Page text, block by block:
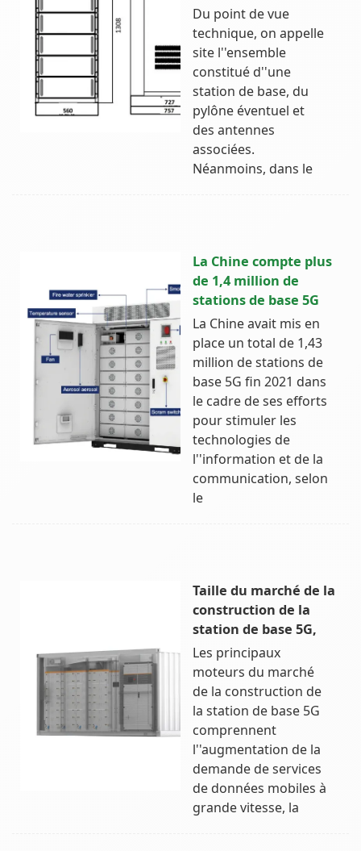
Du point de vue
technique, on appelle
site l''ensemble
constitué d''une
station de base, du
pylône éventuel et
des antennes
associées.
Néanmoins, dans le
La Chine compte plus
de 1,4 million de
stations de base 5G
La Chine avait mis en
place un total de 1,43
million de stations de
base 5G fin 2021 dans
le cadre de ses efforts
pour stimuler les
technologies de
l''information et de la
communication, selon
le
Taille du marché de la
construction de la
station de base 5G,
Les principaux
moteurs du marché
de la construction de
la station de base 5G
comprennent
l''augmentation de la
demande de services
de données mobiles à
grande vitesse, la